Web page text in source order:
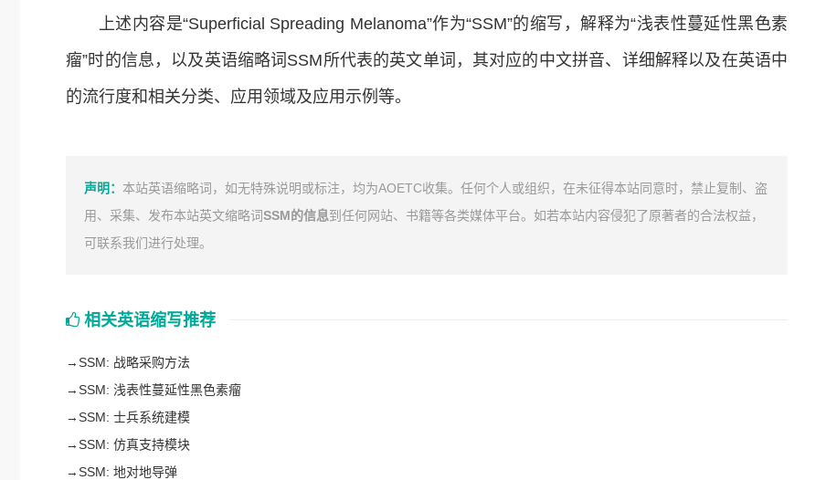
上述内容是“Superficial Spreading Melanoma”作为“SSM”的缩写，解释为“浅表性蔓延性黑色素
瘤”时的信息，以及英语缩略词SSM所代表的英文单词，其对应的中文拼音、详细解释以及在英语中
的流行度和相关分类、应用领域及应用示例等。
声明： 本站英语缩略词，如无特殊说明或标注，均为AOETC收集。任何个人或组织，在未征得本站同意时，禁止复制、盗
用、采集、发布本站英文缩略词SSM的信息到任何网站、书籍等各类媒体平台。如若本站内容侵犯了原著者的合法权益，
可联系我们进行处理。
相关英语缩写推荐
→SSM: 战略采购方法
→SSM: 浅表性蔓延性黑色素瘤
→SSM: 士兵系统建模
→SSM: 仿真支持模块
→SSM: 地对地导弹